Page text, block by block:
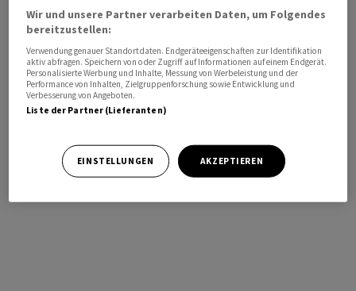
Wir und unsere Partner verarbeiten Daten, um Folgendes
bereitzustellen:
Verwendung genauer Standortdaten. Endgeräteeigenschaften zur Identifikation
aktiv abfragen. Speichern von oder Zugriff auf Informationen auf einem Endgerät.
Personalisierte Werbung und Inhalte, Messung von Werbeleistung und der
Performance von Inhalten, Zielgruppenforschung sowie Entwicklung und
Verbesserung von Angeboten.
Liste der Partner (Lieferanten)
EINSTELLUNGEN AKZEPTIEREN